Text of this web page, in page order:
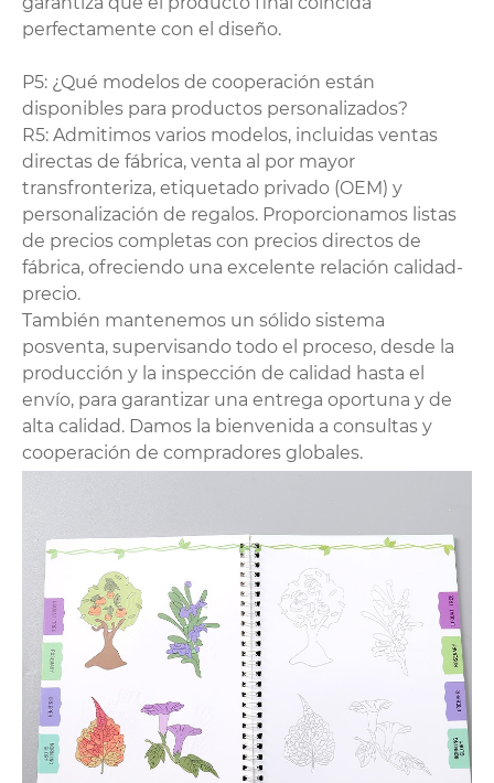
perfectamente con el diseño.
P5: ¿Qué modelos de cooperación están
disponibles para productos personalizados?
R5: Admitimos varios modelos, incluidas ventas
directas de fábrica, venta al por mayor
transfronteriza, etiquetado privado (OEM) y
personalización de regalos. Proporcionamos listas
de precios completas con precios directos de
fábrica, ofreciendo una excelente relación calidad-
precio.
También mantenemos un sólido sistema
posventa, supervisando todo el proceso, desde la
producción y la inspección de calidad hasta el
envío, para garantizar una entrega oportuna y de
alta calidad. Damos la bienvenida a consultas y
cooperación de compradores globales.